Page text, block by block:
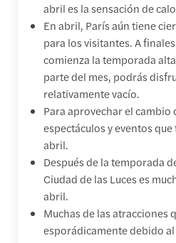
abril es la sensación de
En abril, París aún tiene
para los visitantes. A
comienza la temporada
parte del mes, podrás
relativamente vacío.
Para aprovechar el cambio
espectáculos y eventos
abril.
Después de la temporada
Ciudad de las Luces es
abril.
Muchas de las atracciones
esporádicamente debido